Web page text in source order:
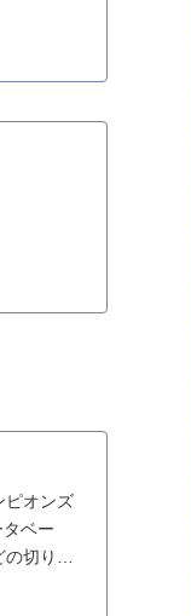
ピオンズ
ベー
切り口